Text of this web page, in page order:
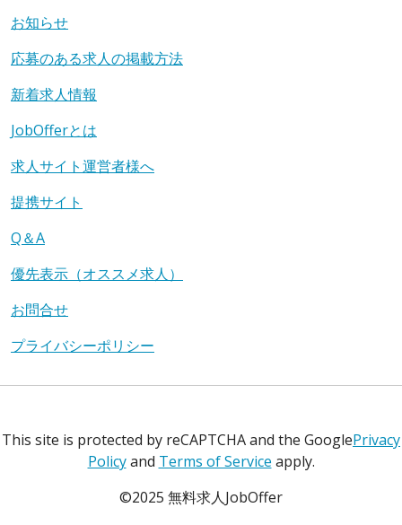
お知らせ
応募のある求人の掲載方法
新着求人情報
JobOfferとは
求人サイト運営者様へ
提携サイト
Q＆A
優先表示（オススメ求人）
お問合せ
プライバシーポリシー
This site is protected by reCAPTCHA and the GooglePrivacy
Policyand Terms of Service apply.
©2025 無料求人JobOffer